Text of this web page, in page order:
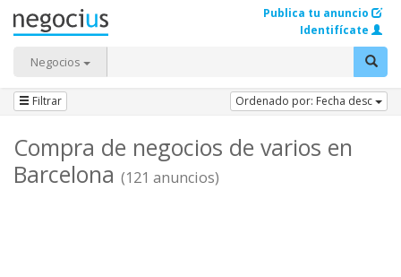
Negocios
Publica tu anuncio
Identifícate
Filtrar Ordenado por: Fecha desc
Compra de negocios de varios en
Barcelona (121 anuncios)